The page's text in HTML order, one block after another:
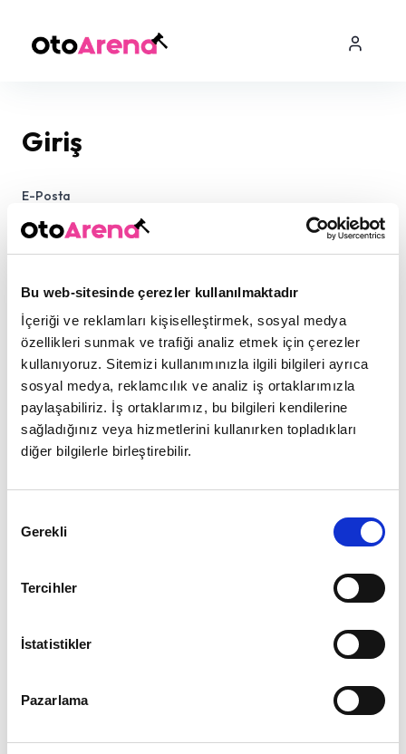
Bu web-sitesinde çerezler kullanılmaktadır
İçeriği ve reklamları kişiselleştirmek, sosyal medya
özellikleri sunmak ve trafiği analiz etmek için çerezler
kullanıyoruz. Sitemizi kullanımınızla ilgili bilgileri ayrıca
sosyal medya, reklamcılık ve analiz iş ortaklarımızla
paylaşabiliriz. İş ortaklarımız, bu bilgileri kendilerine
sağladığınız veya hizmetlerini kullanırken topladıkları
diğer bilgilerle birleştirebilir.
Seçimi
Gerekli
Tercihler
İstatistikler
Pazarlama
Giriş
E-Posta
Şifrenizi mi unuttunuz ?